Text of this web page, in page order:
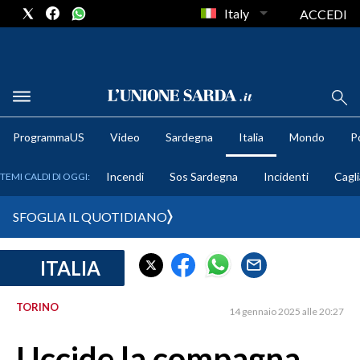
METEO
CRONACA SARDEGNA
Italy ACCEDI
ProgrammaUS Video Sardegna Italia Mondo
TEMI CALDI DI OGGI: Incendi Sos Sardegna Incidenti
SFOGLIA IL QUOTIDIANO
ITALIA
TORINO 14 gennaio 2025 alle 20:27